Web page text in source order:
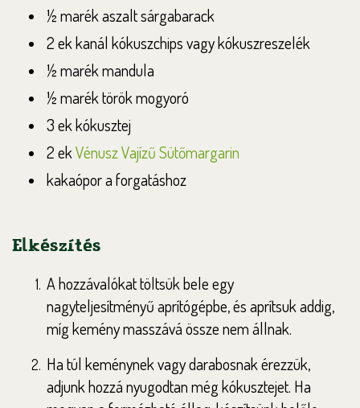
½ marék aszalt sárgabarack
2 ek kanál kókuszchips vagy kókuszreszelék
½ marék mandula
½ marék török mogyoró
3 ek kókusztej
2 ekVénusz Vajízű Sütőmargarin
kakaópor a forgatáshoz
Elkészítés
A hozzávalókat töltsük bele egy
nagyteljesítményű aprítógépbe, és aprítsuk addig,
míg kemény masszává össze nem állnak.
Ha túl keménynek vagy darabosnak érezzük,
adjunk hozzá nyugodtan még kókusztejet. Ha